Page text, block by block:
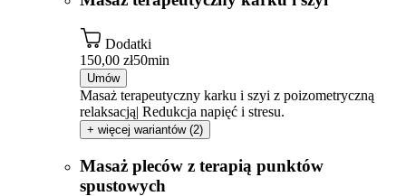
Dodatki
150,00 zł50min
Umów
Masaż terapeutyczny karku i szyi z poizometryczną
relaksacją| Redukcja napięć i stresu.
+ więcej wariantów (2)
Masaż pleców z terapią punktów
spustowych